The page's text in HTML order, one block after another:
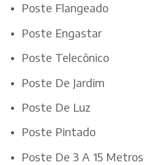
Poste Flangeado
Poste Engastar
Poste Telecônico
Poste De Jardim
Poste De Luz
Poste Pintado
Poste De 3 A 15 Metros